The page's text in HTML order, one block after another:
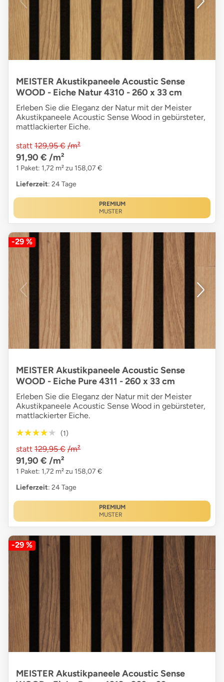
MEISTER Akustikpaneele Acoustic Sense
WOOD - Eiche Natur 4310 - 260 x 33 cm
Erleben Sie die Eleganz der Natur mit der Meister
Akustikpaneele Acoustic Sense Wood in gebürsteter,
mattlackierter Eiche.
statt 129,95 € /m²
91,90 € /m²
1 Paket: 1,72 m² zu 158,07 €
Lieferzeit: 24 Tage
PREMIUM
MUSTER
-29 %
MEISTER Akustikpaneele Acoustic Sense
WOOD - Eiche Pure 4311 - 260 x 33 cm
Erleben Sie die Eleganz der Natur mit der Meister
Akustikpaneele Acoustic Sense Wood in gebürsteter,
mattlackierter Eiche.
★★★★★
★★★★★ (1)
statt 129,95 € /m²
91,90 € /m²
1 Paket: 1,72 m² zu 158,07 €
Lieferzeit: 24 Tage
PREMIUM
MUSTER
-29 %
MEISTER Akustikpaneele Acoustic Sense